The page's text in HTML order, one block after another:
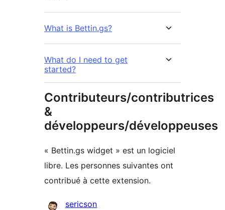
What is Bettin.gs?
What do I need to get
started?
Contributeurs/contributrices
&
développeurs/développeuses
« Bettin.gs widget » est un logiciel
libre. Les personnes suivantes ont
contribué à cette extension.
Contributeurs
sericson